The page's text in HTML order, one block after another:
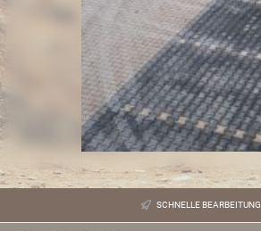
SCHNELLE BEARBEITUNG